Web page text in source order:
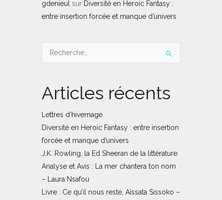
gdenieul sur Diversité en Heroic Fantasy :
entre insertion forcée et manque d’univers
Rechercher :
Articles récents
Lettres d’hivernage
Diversité en Heroic Fantasy : entre insertion
forcée et manque d’univers
J.K. Rowling, la Ed Sheeran de la littérature
Analyse et Avis : La mer chantera ton nom
– Laura Nsafou
Livre : Ce qu’il nous reste, Aïssata Sissoko –